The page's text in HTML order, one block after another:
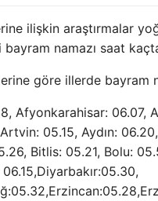
ilişkin araştırmalar
namazı saat
göre illerde bayram
Afyonkarahisar: 06.07,
05.15, Aydın:
Bitlis: 05.21, Bolu: